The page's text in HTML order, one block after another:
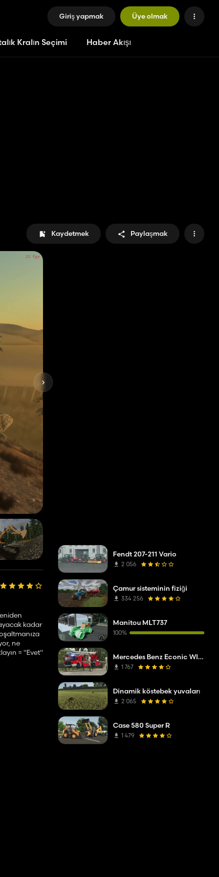
Giriş yapmak Üye olmak
Kralın Seçimi Haber Akışı
Kaydetmek Paylaşmak
kadar
ne
= "Evet"
Fendt 207-211 Vario
2 056
Çamur sisteminin fiziği
334 256
Manitou MLT737
100%
Mercedes Benz Econic WISS teleskopik direk platformu
1 767
Dinamik köstebek yuvaları
2 065
Case 580 Super R
1 479